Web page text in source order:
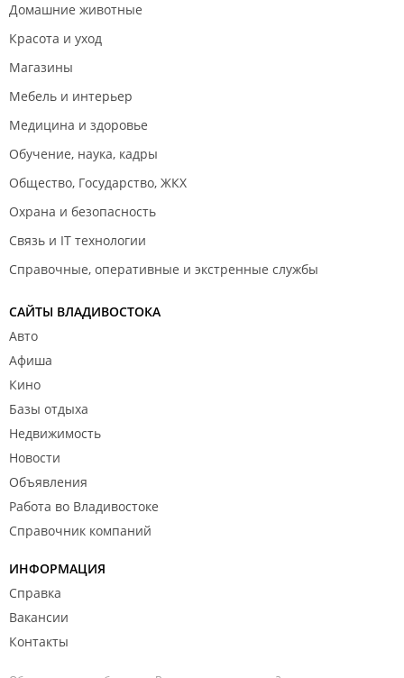
Домашние животные
Красота и уход
Магазины
Мебель и интерьер
Медицина и здоровье
Обучение, наука, кадры
Общество, Государство, ЖКХ
Охрана и безопасность
Связь и IT технологии
Справочные, оперативные и экстренные службы
САЙТЫ ВЛАДИВОСТОКА
Авто
Афиша
Кино
Базы отдыха
Недвижимость
Новости
Объявления
Работа во Владивостоке
Справочник компаний
ИНФОРМАЦИЯ
Справка
Вакансии
Контакты